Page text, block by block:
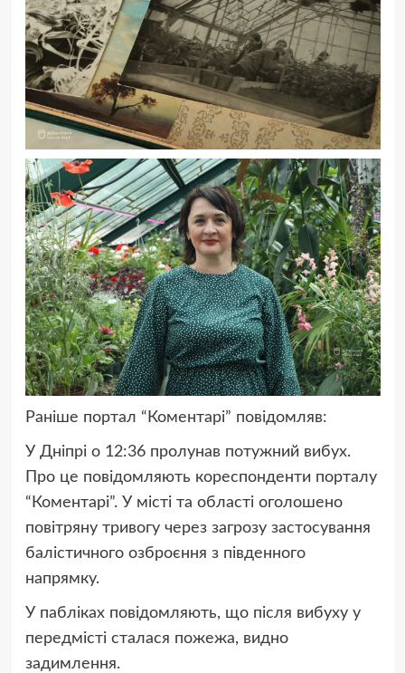
Раніше портал “Коментарі” повідомляв:
У Дніпрі о 12:36 пролунав потужний вибух.
Про це повідомляють кореспонденти порталу
“Коментарі”. У місті та області оголошено
повітряну тривогу через загрозу застосування
балістичного озброєння з південного
напрямку.
У пабліках повідомляють, що після вибуху у
передмісті сталася пожежа, видно
задимлення.